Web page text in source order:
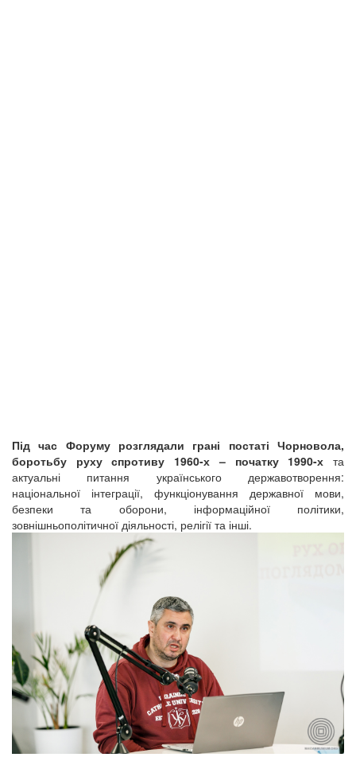
Під час Форуму розглядали грані постаті Чорновола,
боротьбу руху спротиву 1960-х – початку 1990-х та
актуальні питання українського державотворення:
національної інтеграції, функціонування державної мови,
безпеки та оборони, інформаційної політики,
зовнішньополітичної діяльності, релігії та інші.